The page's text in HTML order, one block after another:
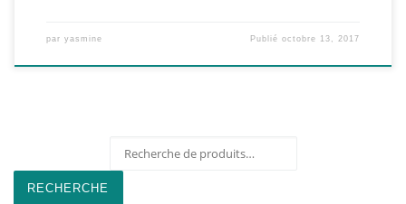
par yasmine Publiéoctobre 13, 2017
RECHERCHE